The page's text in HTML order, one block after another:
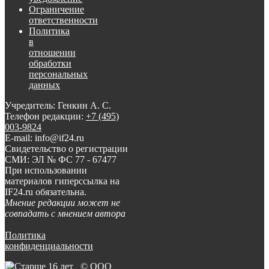
Ограничение
ответственности
Политика
в
отношении
обработки
персональных
данных
Учредитель: Генкин А. С.
Телефон редакции: +7 (495)
003-9824
E-mail: info@if24.ru
Свидетельство о регистрации
СМИ: ЭЛ № ФС 77 - 67477
При использовании
материалов гиперссылка на
IF24.ru обязательна.
Мнение редакции может не
совпадать с мнением автора
Политика
конфиденциальности
© ООО